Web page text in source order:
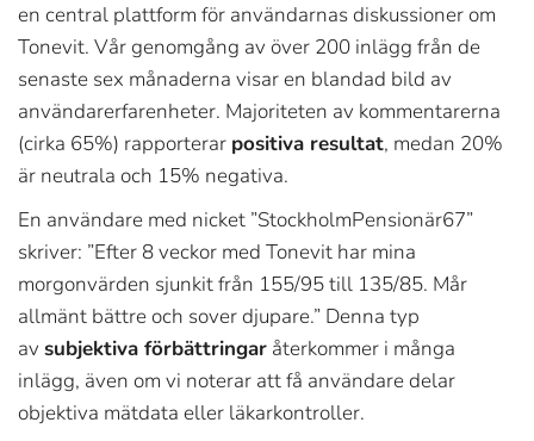
en central plattform för användarnas diskussioner om
Tonevit. Vår genomgång av över 200 inlägg från de
senaste sex månaderna visar en blandad bild av
användarerfarenheter. Majoriteten av kommentarerna
(cirka 65%) rapporterar positiva resultat, medan 20%
är neutrala och 15% negativa.
En användare med nicket ”StockholmPensionär67”
skriver: ”Efter 8 veckor med Tonevit har mina
morgonvärden sjunkit från 155/95 till 135/85. Mår
allmänt bättre och sover djupare.” Denna typ
av subjektiva förbättringar återkommer i många
inlägg, även om vi noterar att få användare delar
objektiva mätdata eller läkarkontroller.